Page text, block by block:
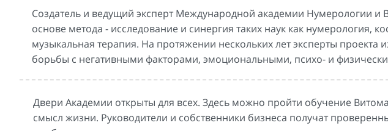
Создатель и ведущий эксперт Международной академии Нумерологии и
основе метода - исследование и синергия таких наук как нумерология,
музыкальная терапия. На протяжении нескольких лет эксперты проекта
борьбы с негативными факторами, эмоциональными, психо- и
Двери Академии открыты для всех. Здесь можно пройти обучение
смысл жизни. Руководители и собственники бизнеса получат